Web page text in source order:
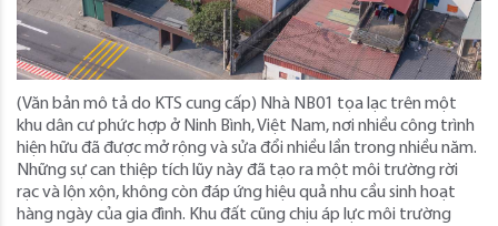
(Văn bản mô tả do KTS cung cấp) Nhà NB01 tọa lạc trên một
khu dân cư phức hợp ở Ninh Bình, Việt Nam, nơi nhiều công trình
hiện hữu đã được mở rộng và sửa đổi nhiều lần trong nhiều năm.
Những sự can thiệp tích lũy này đã tạo ra một môi trường rời
rạc và lộn xộn, không còn đáp ứng hiệu quả nhu cầu sinh hoạt
hàng ngày của gia đình. Khu đất cũng chịu áp lực môi trường